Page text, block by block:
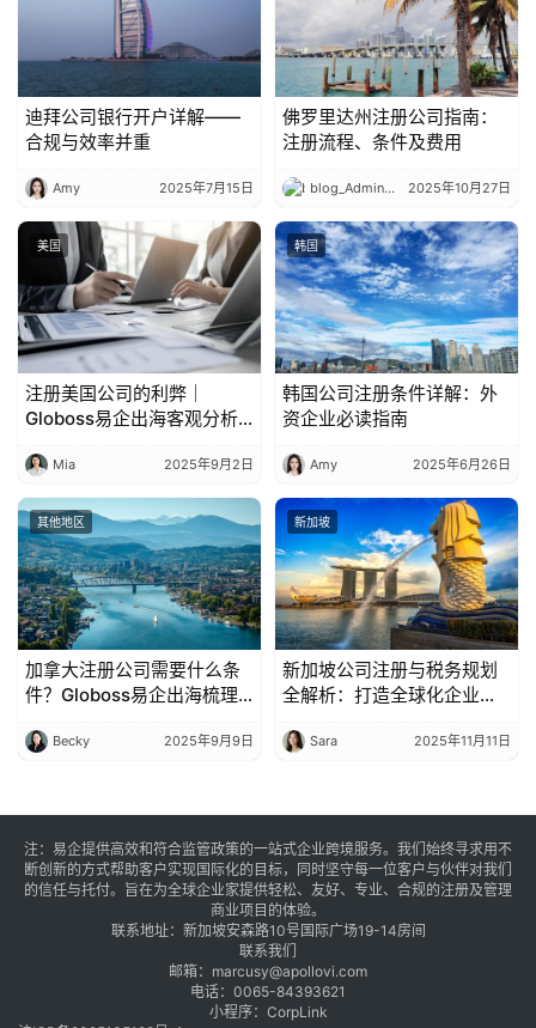
迪拜公司银行开户详解——
合规与效率并重
Amy 2025年7月15日
佛罗里达州注册公司指南：
注册流程、条件及费用
blog_Admin_Log1n 2025年10月27日
美国
注册美国公司的利弊｜
Globoss易企出海客观分析
Mia 2025年9月2日
韩国
韩国公司注册条件详解：外
资企业必读指南
Amy 2025年6月26日
其他地区
加拿大注册公司需要什么条
件？Globoss易企出海梳理
Becky 2025年9月9日
新加坡
新加坡公司注册与税务规划
全解析：打造全球化企业的
Sara 2025年11月11日
注：易企提供高效和符合监管政策的一站式企业跨境服务。我们始终寻求用不
断创新的方式帮助客户实现国际化的目标，同时坚守每一位客户与伙伴对我们
的信任与托付。旨在为全球企业家提供轻松、友好、专业、合规的注册及管理
商业项目的体验。
联系地址：新加坡安森路10号国际广场19-14房间
联系我们
邮箱： marcusy@apollovi.com
电话： 0065-84393621
小程序：CorpLink